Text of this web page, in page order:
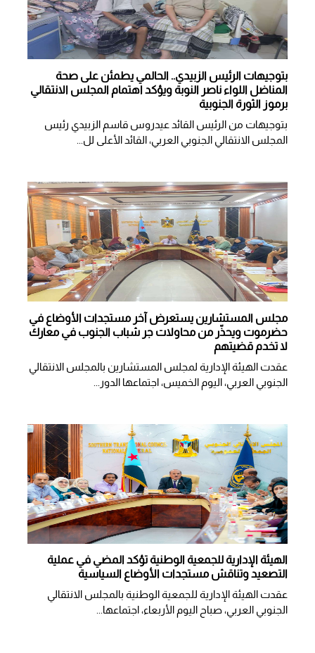
بتوجيهات الرئيس الزبيدي.. الحالمي يطمئن على صحة
المناضل اللواء ناصر النوبة ويؤكد اهتمام المجلس الانتقالي
برموز الثورة الجنوبية
بتوجيهات من الرئيس القائد عيدروس قاسم الزبيدي رئيس
المجلس الانتقالي الجنوبي العربي، القائد الأعلى لل...
مجلس المستشارين يستعرض آخر مستجدات الأوضاع في
حضرموت ويحذّر من محاولات جر شباب الجنوب في معارك
لا تخدم قضيتهم
عقدت الهيئة الإدارية لمجلس المستشارين بالمجلس الانتقالي
الجنوبي العربي، اليوم الخميس، اجتماعها الدور...
الهيئة الإدارية للجمعية الوطنية تؤكد المضي في عملية
التصعيد وتناقش مستجدات الأوضاع السياسية
عقدت الهيئة الإدارية للجمعية الوطنية بالمجلس الانتقالي
الجنوبي العربي، صباح اليوم الأربعاء، اجتماعها...